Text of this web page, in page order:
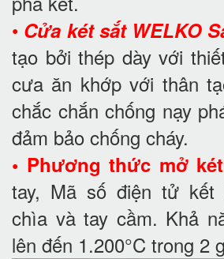
• Cửa két sắt WELKO
tạo bởi thép dày với
cưa ăn khớp với thân
chắc chắn chống nạy
đảm bảo chống cháy.
• Phương thức mở
tay, Mã số điện tử kết
chìa và tay cầm. Khả
lên đến 1.200°C trong 2